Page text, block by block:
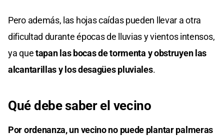
Pero además, las hojas caídas pueden llevar a otra
dificultad durante épocas de lluvias y vientos intensos,
ya quetapan las bocas de tormenta y obstruyen las
alcantarillas y los desagües pluviales.
Qué debe saber el vecino
Por ordenanza, un vecino no puede plantar palmeras